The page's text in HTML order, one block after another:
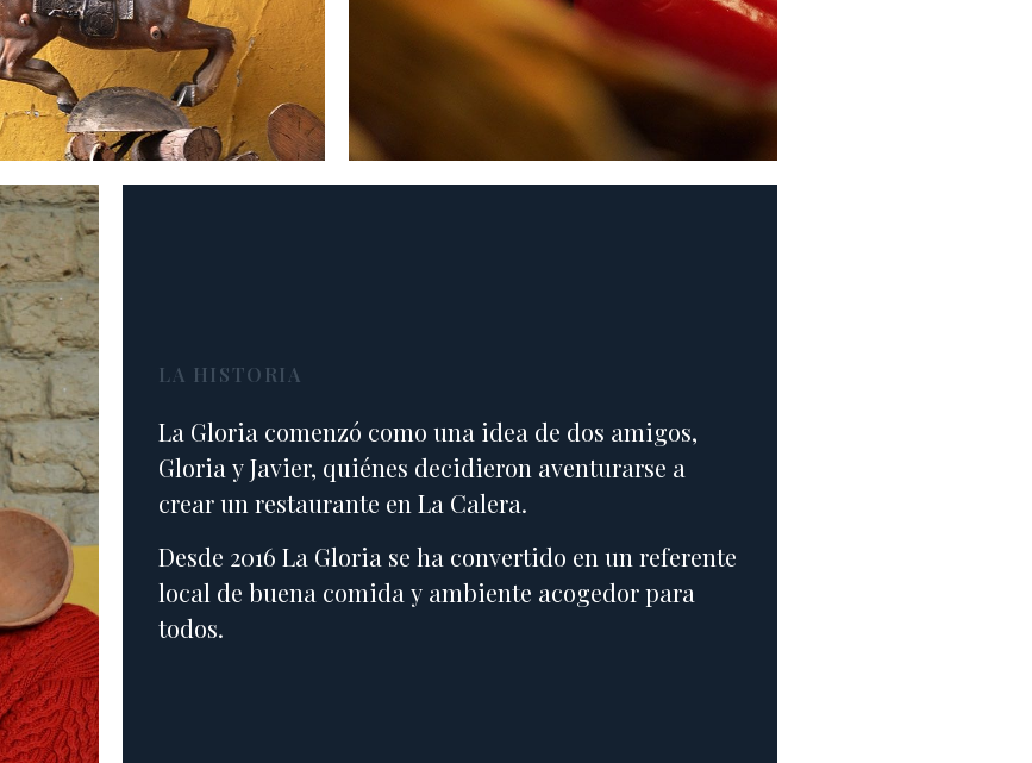
LA HISTORIA
La Gloria comenzó como una idea de dos amigos,
Gloria y Javier, quiénes decidieron aventurarse a
crear un restaurante en La Calera.
Desde 2016 La Gloria se ha convertido en un referente
local de buena comida y ambiente acogedor para
todos.